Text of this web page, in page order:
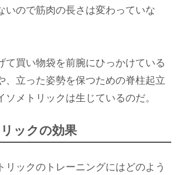
いので筋肉の長さは変わっていな
て買い物袋を前腕にひっかけている
、立った姿勢を保つための脊柱起立
メトリックは生じているのだ。
ックの効果
リックのトレーニングにはどのよう